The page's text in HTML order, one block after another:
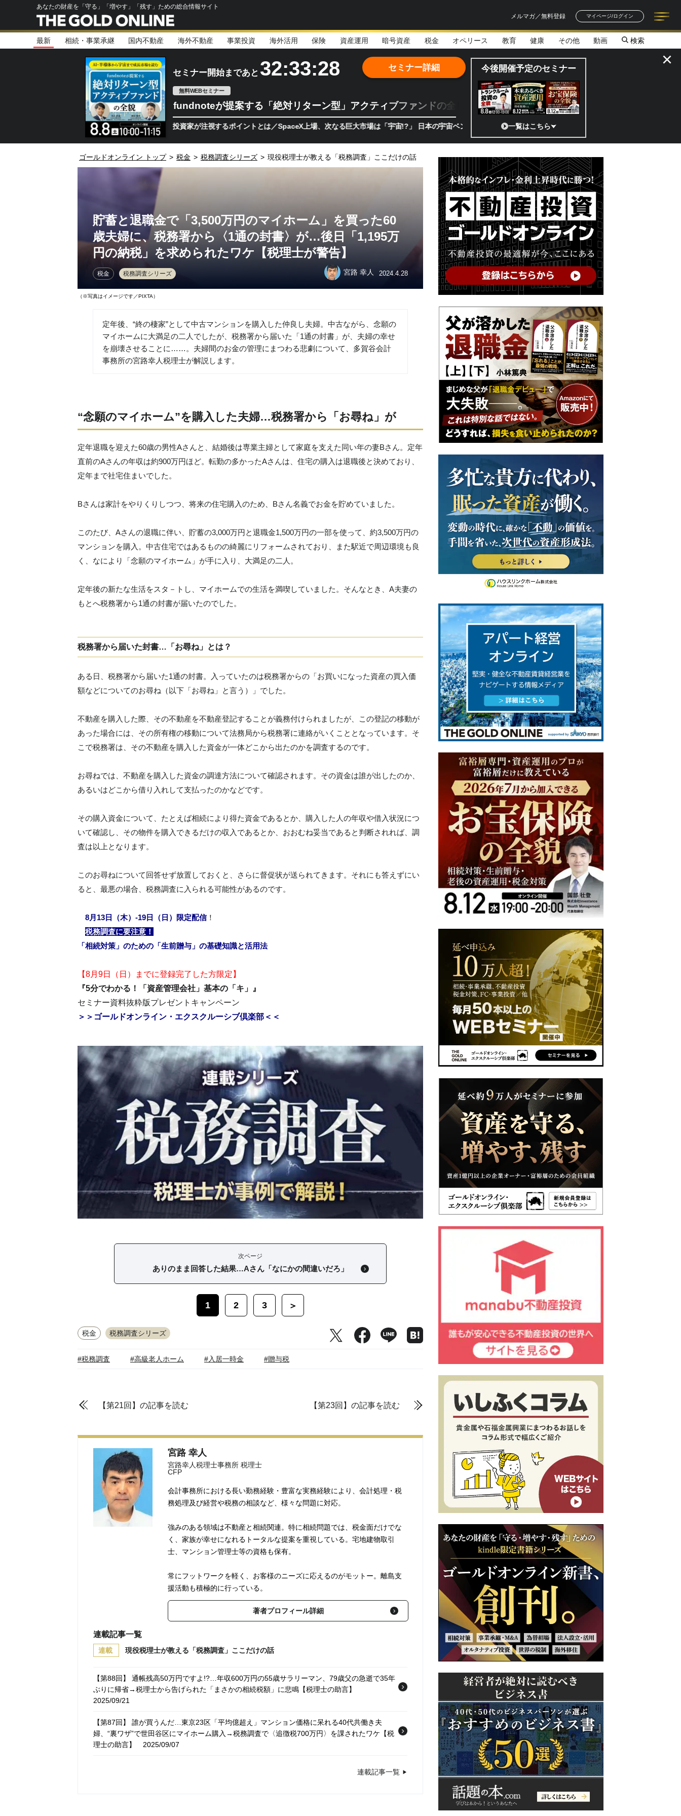
あなたの財産を「守る」「増やす」「残す」ための総合情報サイト
メルマガ／無料登録
マイページ/ログイン
記事一覧
著者一覧
最新 相続・事業承継 国内不動産 海外不動産 事業投資 海外活用 保険 資産運用 暗号資産 税金 オペリース 教育 健康 その他 動画 検索
セミナー開始まであと 32:33:27
無料WEBセミナー
fundnoteが提案する「絶対リターン型」アクティブファンドの全貌
半導体相場は次のステージへ。今、機関投資家が注視するポイントとは／SpaceX上場、次なる巨大市場は「宇宙!?」 日本の宇宙ベンチャーのココがスゴイ！／補助金から実需へ、知られざる宇宙産業の構造変
セミナー詳細 今後開催予定のセミナー
一覧はこちら
×
ゴールドオンライン トップ > 税金 > 税務調査シリーズ > 現役税理士が教える「税務調査」ここだけの話
貯蓄と退職金で「3,500万円のマイホーム」を買った60
歳夫婦に、税務署から〈1通の封書〉が…後日「1,195万
円の納税」を求められたワケ【税理士が警告】
税金 税務調査シリーズ 宮路 幸人 2024.4.28
（※写真はイメージです／PIXTA）
定年後、“終の棲家”として中古マンションを購入した仲良し夫婦。中古ながら、念願の
マイホームに大満足の二人でしたが、税務署から届いた「1通の封書」が、夫婦の幸せ
を崩壊させることに……。夫婦間のお金の管理にまつわる悲劇について、多賀谷会計
事務所の宮路幸人税理士が解説します。
“念願のマイホーム”を購入した夫婦…税務署から「お尋ね」が
定年退職を迎えた60歳の男性Aさんと、結婚後は専業主婦として家庭を支えた同い年の妻Bさん。定年
直前のAさんの年収は約900万円ほど。転勤の多かったAさんは、住宅の購入は退職後と決めており、
定年まで社宅住まいでした。
Bさんは家計をやりくりしつつ、将来の住宅購入のため、Bさん名義でお金を貯めていました。
このたび、Aさんの退職に伴い、貯蓄の3,000万円と退職金1,500万円の一部を使って、約3,500万円の
マンションを購入。中古住宅ではあるものの綺麗にリフォームされており、また駅近で周辺環境も良
く、なにより「念願のマイホーム」が手に入り、大満足の二人。
定年後の新たな生活をスタ－トし、マイホームでの生活を満喫していました。そんなとき、A夫妻の
もとへ税務署から1通の封書が届いたのでした。
税務署から届いた封書…「お尋ね」とは？
ある日、税務署から届いた1通の封書。入っていたのは税務署からの「お買いになった資産の買入価
額などについてのお尋ね（以下「お尋ね」と言う）」でした。
不動産を購入した際、その不動産を不動産登記することが義務付けられましたが、この登記の移動が
あった場合には、その所有権の移動について法務局から税務署に連絡がいくこととなっています。そ
こで税務署は、その不動産を購入した資金が一体どこから出たのかを調査するのです。
お尋ねでは、不動産を購入した資金の調達方法について確認されます。その資金は誰が出したのか、
あるいはどこから借り入れして支払ったのかなどです。
その購入資金について、たとえば相続により得た資金であるとか、購入した人の年収や借入状況につ
いて確認し、その物件を購入できるだけの収入であるとか、おおむね妥当であると判断されれば、調
査は以上となります。
このお尋ねについて回答せず放置しておくと、さらに督促状が送られてきます。それにも答えずにい
ると、最悪の場合、税務調査に入られる可能性があるのです。
8月13日（木）-19日（日）限定配信！
税務調査に要注意！
「相続対策」のための「生前贈与」の基礎知識と活用法
【8月9日（日）までに登録完了した方限定】
『5分でわかる！「資産管理会社」基本の「キ」』
セミナー資料抜粋版プレゼントキャンペーン
＞＞ゴールドオンライン・エクスクルーシブ倶楽部＜＜
次ページ
ありのまま回答した結果…Aさん「なにかの間違いだろ」
1 2 3 ＞
税金 税務調査シリーズ
#税務調査 #高級老人ホーム #入居一時金 #贈与税
【第21回】の記事を読む 【第23回】の記事を読む
宮路 幸人
宮路幸人税理士事務所 税理士
CFP
会計事務所における長い勤務経験・豊富な実務経験により、会計処理・税
務処理及び経営や税務の相談など、様々な問題に対応。
強みのある領域は不動産と相続関連。特に相続問題では、税金面だけでな
く、家族が幸せになれるトータルな提案を重視している。宅地建物取引
士、マンション管理士等の資格も保有。
常にフットワークを軽く、お客様のニーズに応えるのがモットー。離島支
援活動も積極的に行っている。
著者プロフィール詳細
連載記事一覧
連載 現役税理士が教える「税務調査」ここだけの話
【第88回】 通帳残高50万円ですよ!?…年収600万円の55歳サラリーマン、79歳父の急逝で35年
ぶりに帰省→税理士から告げられた「まさかの相続税額」に悲鳴【税理士の助言】
2025/09/21
【第87回】 誰が買うんだ…東京23区「平均億超え」マンション価格に呆れる40代共働き夫
婦、“裏ワザ”で世田谷区にマイホーム購入→税務調査で〈追徴税700万円〉を課されたワケ【税
理士の助言】
2025/09/07
夫が逝去。2年後、妻のもとに税務調査→〈追徴税1,000万円〉を課されたまさかの理由【税理
連載記事一覧